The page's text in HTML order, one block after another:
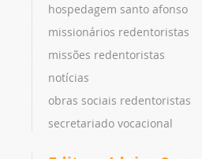
hospedagem santo afonso
missionários redentoristas
missões redentoristas
notícias
obras sociais redentoristas
secretariado vocacional